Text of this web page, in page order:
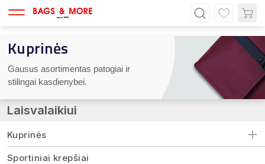
Kuprinės
Gausus asortimentas patogiai ir
stilingai kasdienybei.
Laisvalaikiui
Kuprinės
Sportiniai krepšiai